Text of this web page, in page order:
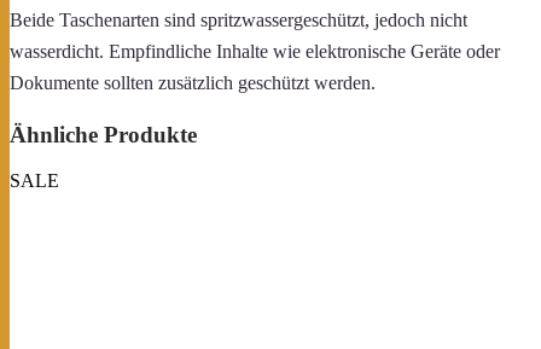
Beide Taschenarten sind spritzwassergeschützt, jedoch nicht
wasserdicht. Empfindliche Inhalte wie elektronische Geräte oder
Dokumente sollten zusätzlich geschützt werden.
Ähnliche Produkte
SALE